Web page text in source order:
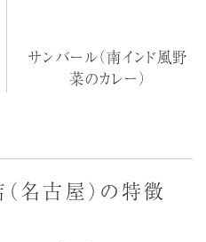
サンバール（南インド風野
菜のカレー）
（名古屋）の特徴